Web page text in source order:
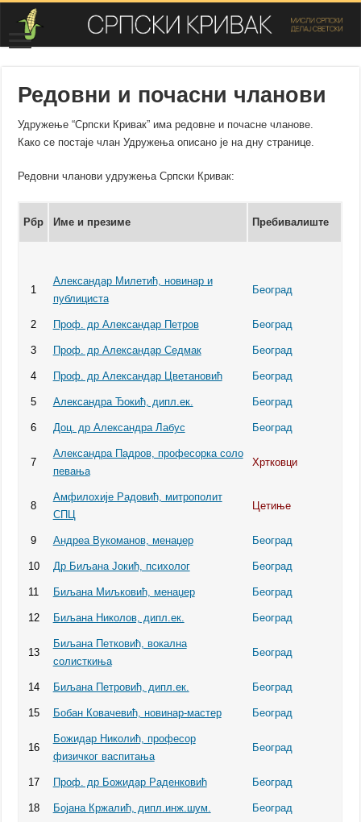
Редовни и почасни чланови
Удружење “Српски Кривак” има редовне и почасне чланове.
Како се постаје члан Удружења описано је на дну странице.
Редовни чланови удружења Српски Кривак:
Рбр Име и презиме Пребивалиште
1
Александар Милетић, новинар и
публициста
Београд
2 Проф. др Александар Петров Београд
3 Проф. др Александар Седмак Београд
4 Проф. др Александар Цветановић Београд
5 Александра Ђокић, дипл.ек. Београд
6 Доц. др Александра Лабус Београд
7
Александра Падров, професорка соло
певања
Хртковци
8
Амфилохије Радовић, митрополит
СПЦ
Цетиње
9 Андреа Вукоманов, менаџер Београд
10 Др Биљана Јокић, психолог Београд
11 Биљана Миљковић, менаџер Београд
12 Биљана Николов, дипл.ек. Београд
13
Биљана Петковић, вокална
солисткиња
Београд
14 Биљана Петровић, дипл.ек. Београд
15 Бобан Ковачевић, новинар-мастер Београд
16
Божидар Николић, професор
физичког васпитања
Београд
17 Проф. др Божидар Раденковић Београд
18 Бојана Кржалић, дипл.инж.шум. Београд